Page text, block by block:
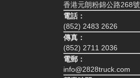
香港元朗粉錦公路268號
電話：
(852) 2483 2626
傳真：
(852) 2711 2036
電郵：
info@2828truck.com